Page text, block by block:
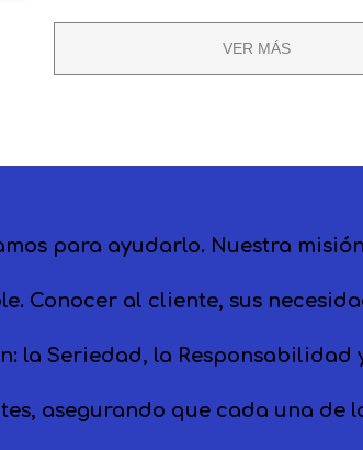
VER MÁS
para ayudarlo. Nuestra
Conocer al cliente, sus
la Seriedad, la
asegurando que cada una